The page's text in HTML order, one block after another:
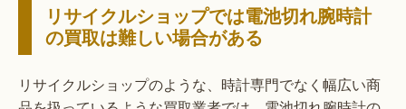
リサイクルショップでは電池切れ腕時計
の買取は難しい場合がある
リサイクルショップのような、時計専門でなく幅広い商